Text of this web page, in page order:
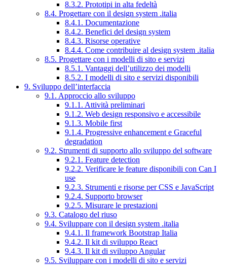
8.3.2. Prototipi in alta fedeltà
8.4. Progettare con il design system .italia
8.4.1. Documentazione
8.4.2. Benefici del design system
8.4.3. Risorse operative
8.4.4. Come contribuire al design system .italia
8.5. Progettare con i modelli di sito e servizi
8.5.1. Vantaggi dell’utilizzo dei modelli
8.5.2. I modelli di sito e servizi disponibili
9. Sviluppo dell’interfaccia
9.1. Approccio allo sviluppo
9.1.1. Attività preliminari
9.1.2. Web design responsivo e accessibile
9.1.3. Mobile first
9.1.4. Progressive enhancement e Graceful
degradation
9.2. Strumenti di supporto allo sviluppo del software
9.2.1. Feature detection
9.2.2. Verificare le feature disponibili con Can I
use
9.2.3. Strumenti e risorse per CSS e JavaScript
9.2.4. Supporto browser
9.2.5. Misurare le prestazioni
9.3. Catalogo del riuso
9.4. Sviluppare con il design system .italia
9.4.1. Il framework Bootstrap Italia
9.4.2. Il kit di sviluppo React
9.4.3. Il kit di sviluppo Angular
9.5. Sviluppare con i modelli di sito e servizi